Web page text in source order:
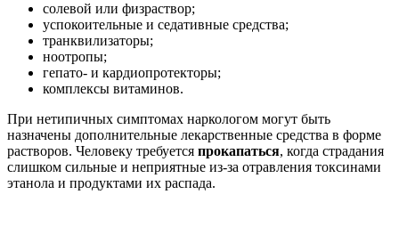
солевой или физраствор;
успокоительные и седативные средства;
транквилизаторы;
ноотропы;
гепато- и кардиопротекторы;
комплексы витаминов.
При нетипичных симптомах наркологом могут быть
назначены дополнительные лекарственные средства в форме
растворов. Человеку требуется прокапаться, когда страдания
слишком сильные и неприятные из-за отравления токсинами
этанола и продуктами их распада.